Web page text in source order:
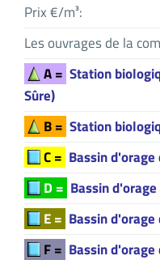
Prix €/m³:
Les ouvrages de la
A = Station
Sûre)
B = Station
C = Bassin
D = Bassin
E = Bassin
F = Bassin